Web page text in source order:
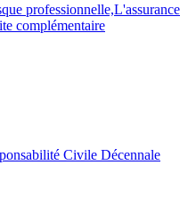
professionnelle,L'assurance
complémentaire
Civile Décennale